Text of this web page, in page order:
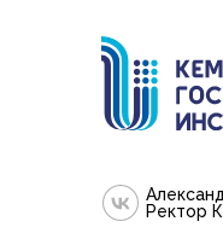
Ректор